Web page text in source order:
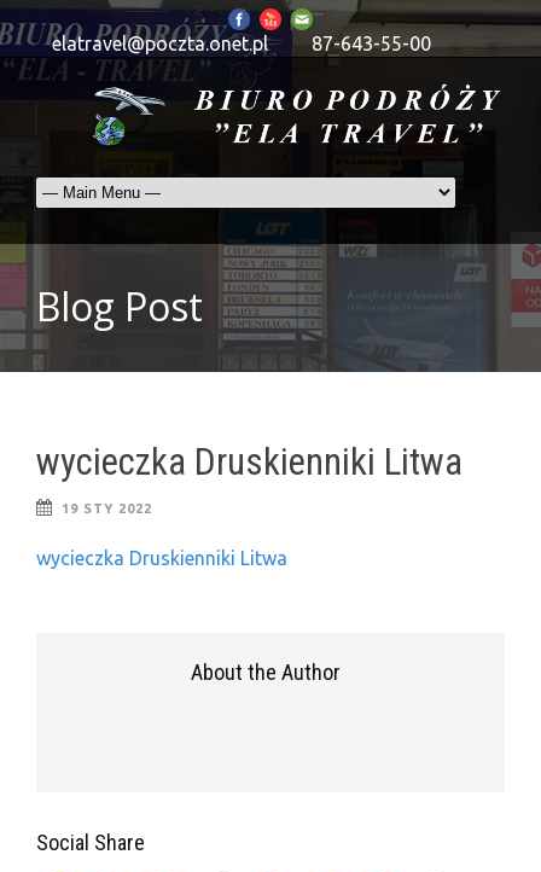
elatravel@poczta.onet.pl 87-643-55-00
Blog Post
wycieczka Druskienniki Litwa
19 STY 2022
wycieczka Druskienniki Litwa
About the Author
Social Share